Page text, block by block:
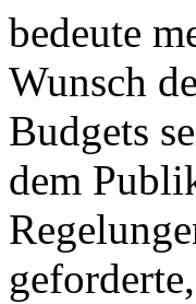
bedeute
Wunsch
Budgets
dem